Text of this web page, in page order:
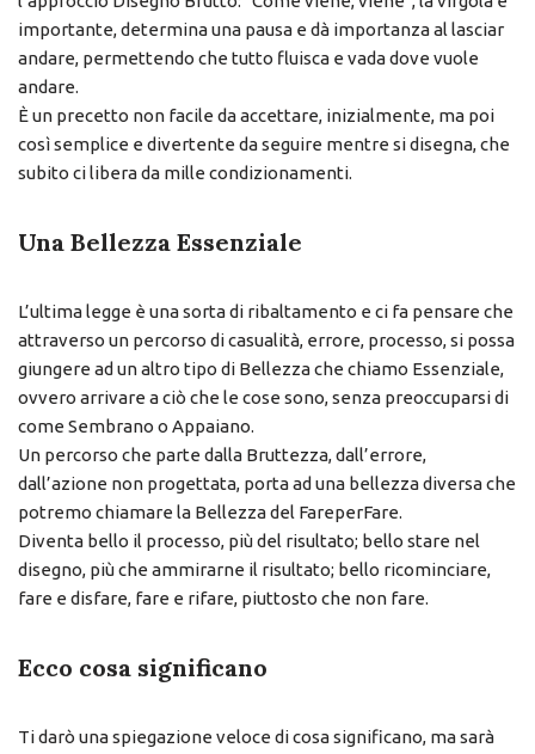
importante, determina una pausa e dà importanza al lasciar
andare, permettendo che tutto fluisca e vada dove vuole
andare.
È un precetto non facile da accettare, inizialmente, ma poi
così semplice e divertente da seguire mentre si disegna, che
subito ci libera da mille condizionamenti.
Una Bellezza Essenziale
L’ultima legge è una sorta di ribaltamento e ci fa pensare che
attraverso un percorso di casualità, errore, processo, si possa
giungere ad un altro tipo di Bellezza che chiamo Essenziale,
ovvero arrivare a ciò che le cose sono, senza preoccuparsi di
come Sembrano o Appaiano.
Un percorso che parte dalla Bruttezza, dall’errore,
dall’azione non progettata, porta ad una bellezza diversa che
potremo chiamare la Bellezza del FareperFare.
Diventa bello il processo, più del risultato; bello stare nel
disegno, più che ammirarne il risultato; bello ricominciare,
fare e disfare, fare e rifare, piuttosto che non fare.
Ecco cosa significano
Ti darò una spiegazione veloce di cosa significano, ma sarà